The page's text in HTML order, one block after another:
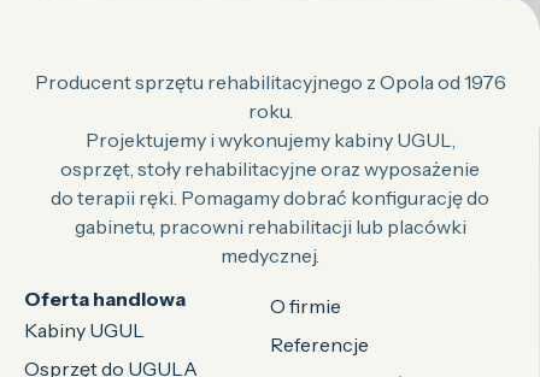
Producent sprzętu rehabilitacyjnego z Opola od 1976
roku.
Projektujemy i wykonujemy kabiny UGUL,
osprzęt, stoły rehabilitacyjne oraz wyposażenie
do terapii ręki. Pomagamy dobrać konfigurację do
gabinetu, pracowni rehabilitacji lub placówki
medycznej.
Oferta handlowa
Kabiny UGUL
Osprzęt do UGULA
O firmie
Referencje